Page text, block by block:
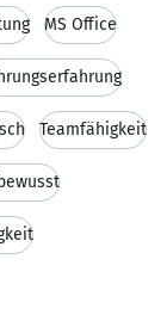
MS Office
Teamfähigkeit